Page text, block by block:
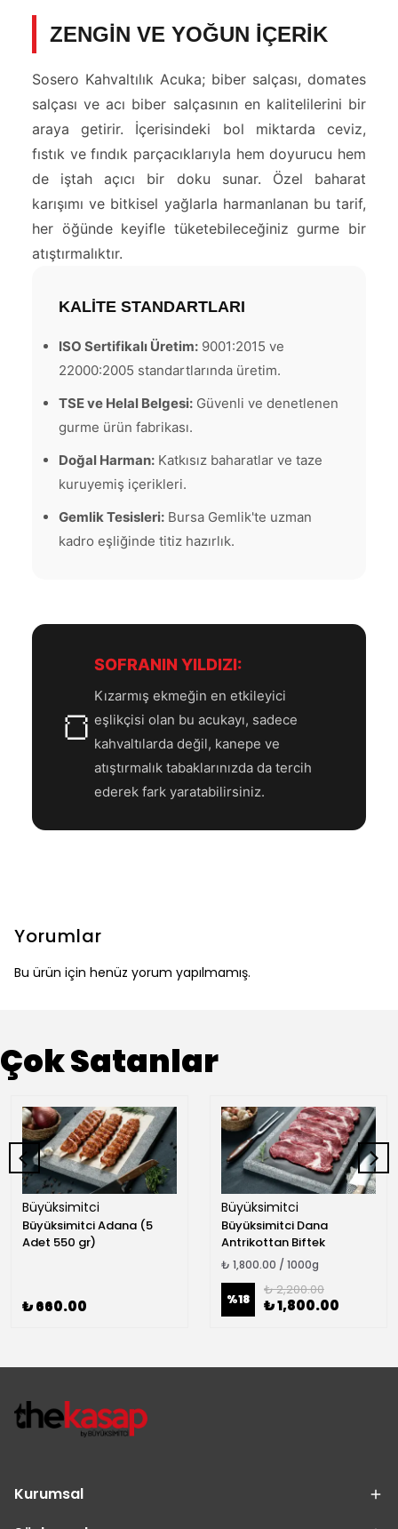
ZENGİN VE YOĞUN İÇERİK
Sosero Kahvaltılık Acuka; biber salçası, domates
salçası ve acı biber salçasının en kalitelilerini bir
araya getirir. İçerisindeki bol miktarda ceviz,
fıstık ve fındık parçacıklarıyla hem doyurucu hem
de iştah açıcı bir doku sunar. Özel baharat
karışımı ve bitkisel yağlarla harmanlanan bu tarif,
her öğünde keyifle tüketebileceğiniz gurme bir
atıştırmalıktır.
KALİTE STANDARTLARI
ISO Sertifikalı Üretim: 9001:2015 ve
22000:2005 standartlarında üretim.
TSE ve Helal Belgesi: Güvenli ve denetlenen
gurme ürün fabrikası.
Doğal Harman: Katkısız baharatlar ve taze
kuruyemiş içerikleri.
Gemlik Tesisleri: Bursa Gemlik'te uzman
kadro eşliğinde titiz hazırlık.
🍞
SOFRANIN YILDIZI:
Kızarmış ekmeğin en etkileyici
eşlikçisi olan bu acukayı, sadece
kahvaltılarda değil, kanepe ve
atıştırmalık tabaklarınızda da tercih
ederek fark yaratabilirsiniz.
Yorumlar
Bu ürün için henüz yorum yapılmamış.
Çok Satanlar
Büyüksimitci
Büyüksimitci Adana (5
Adet 550 gr)
₺ 660.00
Büyüksimitci
Büyüksimitci Dana
Antrikottan Biftek
₺ 1,800.00 / 1000g
%18
₺ 2,200.00
₺ 1,800.00
Kurumsal